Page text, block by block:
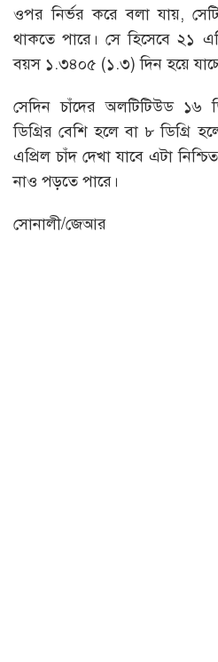
ওপর নির্ভর করে বলা যায়,
থাকতে পারে। সে হিসেবে ২১
বয়স ১.৩৪০৫ (১.৩) দিন হয়ে
সেদিন চাঁদের অলটিটিউড ১৬
ডিগ্রির বেশি হলে বা ৮ ডিগ্রি
এপ্রিল চাঁদ দেখা যাবে এটা
নাও পড়তে পারে।
সোনালী/জেআর